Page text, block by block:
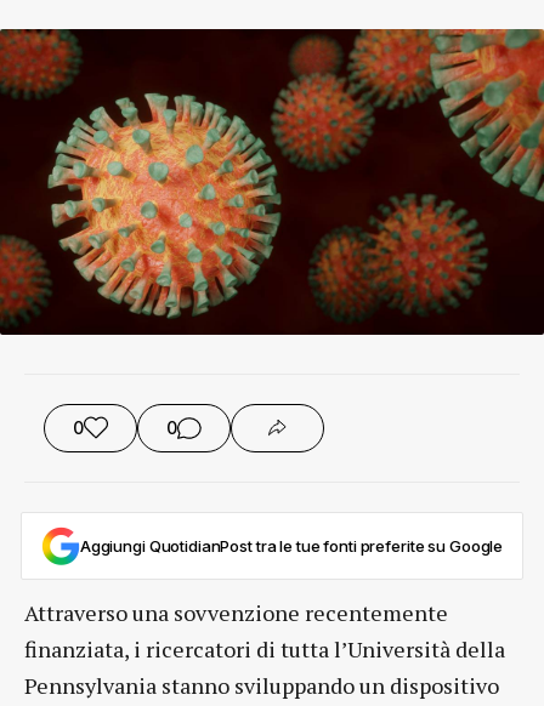
0 0
Aggiungi QuotidianPost tra le tue fonti preferite su Google
Attraverso una sovvenzione recentemente
finanziata, i ricercatori di tutta l’Università della
Pennsylvania stanno sviluppando un dispositivo